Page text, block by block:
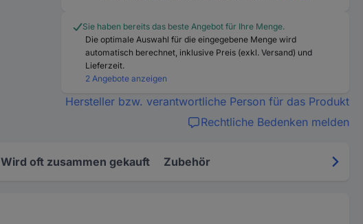
Sie haben bereits das beste Angebot für Ihre Menge.
Die optimale Auswahl für die eingegebene Menge wird
automatisch berechnet, inklusive Preis (exkl. Versand) und
Lieferzeit.
2 Angebote anzeigen
Hersteller bzw. verantwortliche Person für das Produkt
Rechtliche Bedenken melden
Wird oft zusammen gekauft Zubehör